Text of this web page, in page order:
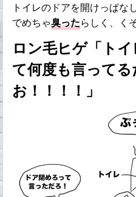
トイレのドアを開けっぱな
でめちゃ臭ったらしく、く
ロン毛ヒゲ「ト
て何度も言って
お！！！！」